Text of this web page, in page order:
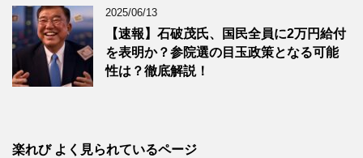
2025/06/13
【速報】石破茂氏、国民全員に2万円給付
を表明か？参院選の目玉政策となる可能
性は？徹底解説！
楽れび よく見られているページ